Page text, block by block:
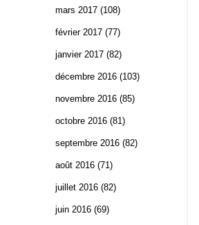
mars 2017 (108)
février 2017 (77)
janvier 2017 (82)
décembre 2016 (103)
novembre 2016 (85)
octobre 2016 (81)
septembre 2016 (82)
août 2016 (71)
juillet 2016 (82)
juin 2016 (69)